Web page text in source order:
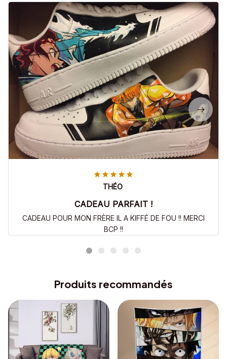
THÉO
CADEAU PARFAIT !
CADEAU POUR MON FRÈRE IL A KIFFÉ DE FOU !! MERCI
BCP !!
Produits recommandés